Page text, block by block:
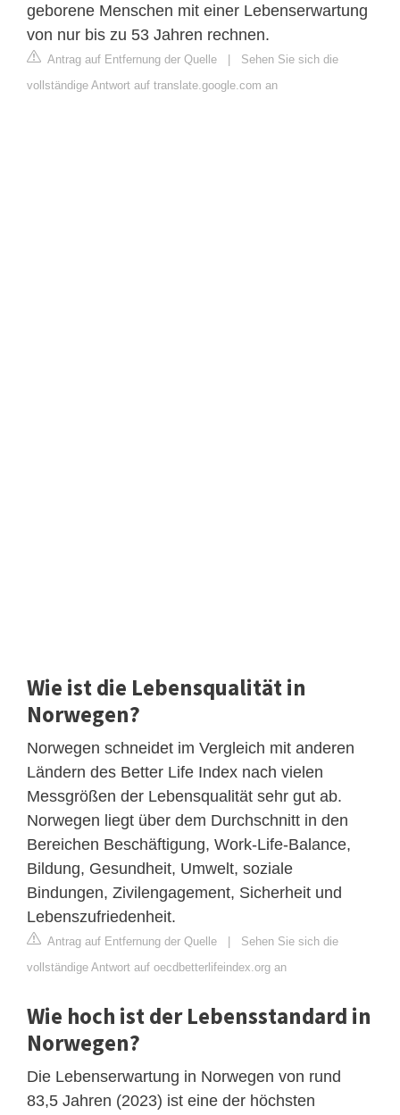
geborene Menschen mit einer Lebenserwartung
von nur bis zu 53 Jahren rechnen.
Antrag auf Entfernung der Quelle | Sehen Sie sich die
vollständige Antwort auf translate.google.com an
Wie ist die Lebensqualität in
Norwegen?
Norwegen schneidet im Vergleich mit anderen
Ländern des Better Life Index nach vielen
Messgrößen der Lebensqualität sehr gut ab.
Norwegen liegt über dem Durchschnitt in den
Bereichen Beschäftigung, Work-Life-Balance,
Bildung, Gesundheit, Umwelt, soziale
Bindungen, Zivilengagement, Sicherheit und
Lebenszufriedenheit.
Antrag auf Entfernung der Quelle | Sehen Sie sich die
vollständige Antwort auf oecdbetterlifeindex.org an
Wie hoch ist der Lebensstandard in
Norwegen?
Die Lebenserwartung in Norwegen von rund
83,5 Jahren (2023) ist eine der höchsten